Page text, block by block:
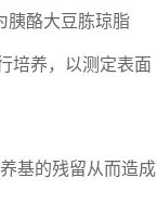
胰酪大豆胨琼脂
培养，以测定表面
基的残留从而造成